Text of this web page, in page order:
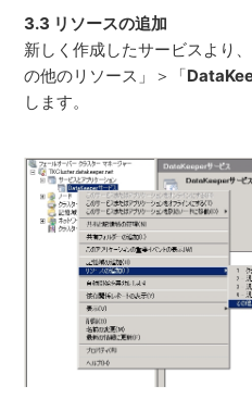
3.3 リソースの追加
新しく作成したサービスより
の他のリソース」＞「
します。